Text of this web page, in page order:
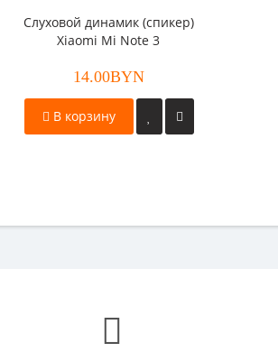
Слуховой динамик (спикер)
Xiaomi Mi Note 3
14.00BYN
В корзину